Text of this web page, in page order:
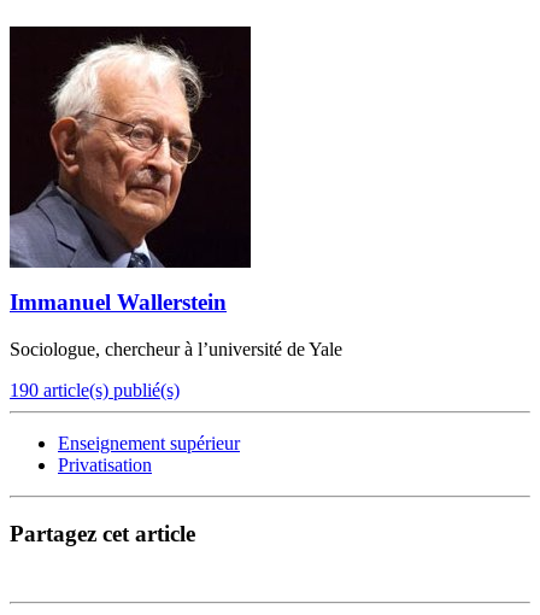
Immanuel Wallerstein
Sociologue, chercheur à l’université de Yale
190 article(s) publié(s)
Enseignement supérieur
Privatisation
Partagez cet article